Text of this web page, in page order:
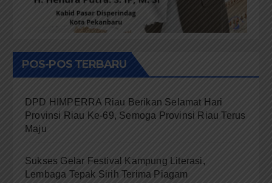
POS-POS TERBARU
DPD HIMPERRA Riau Berikan Selamat Hari
Provinsi Riau Ke-69, Semoga Provinsi Riau Terus
Maju
Sukses Gelar Festival Kampung Literasi,
Lembaga Tepak Sirih Terima Piagam